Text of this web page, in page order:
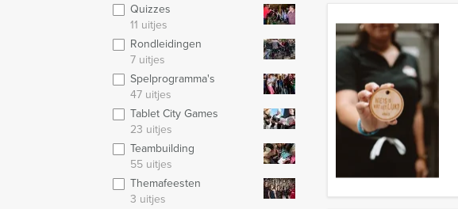
Quizzes
11 uitjes
Rondleidingen
7 uitjes
Spelprogramma's
47 uitjes
Tablet City Games
23 uitjes
Teambuilding
55 uitjes
Themafeesten
3 uitjes